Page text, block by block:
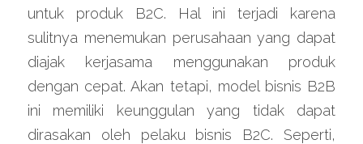
untuk produk B2C. Hal ini terjadi karena
sulitnya menemukan perusahaan yang dapat
diajak kerjasama menggunakan produk
dengan cepat. Akan tetapi, model bisnis B2B
ini memiliki keunggulan yang tidak dapat
dirasakan oleh pelaku bisnis B2C. Seperti,